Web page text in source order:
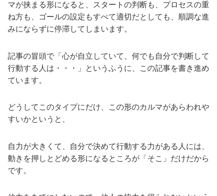
マが挟まる形になると、スタートの判断も、プロセスの重
ね方も、ゴールの設定もすべて適切だとしても、順調な進
みにならずに停滞してしまいます。
記事の冒頭で「心が自立していて、何でも自分で判断して
行動する人は・・・」というふうに、この記事を書き進め
ています。
どうしてこのタイプにだけ、この形のカルマがあらわれや
すいかというと、
自力が大きくて、自分で決めて行動する力がある人には、
動きを押しとどめる形になるところが「そこ」だけだから
です。